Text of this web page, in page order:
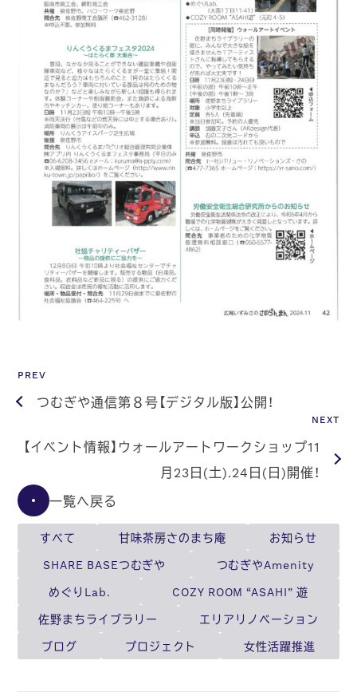
PREV
つむぎや通信第８号【デジタル版】公開！
NEXT
【イベント情報】ウォールアートワークショップ11
月23日(土).24日(日)開催！
一覧へ戻る
すべて 甘味茶房さのまち庵
お知らせ
SHARE BASEつむぎや
つむぎやAmenity
めぐりLab.
COZY ROOM “ASAHI” 遊
佐野まちライブラリー
エリアリノベーション
ブログ
プロジェクト 女性活躍推進